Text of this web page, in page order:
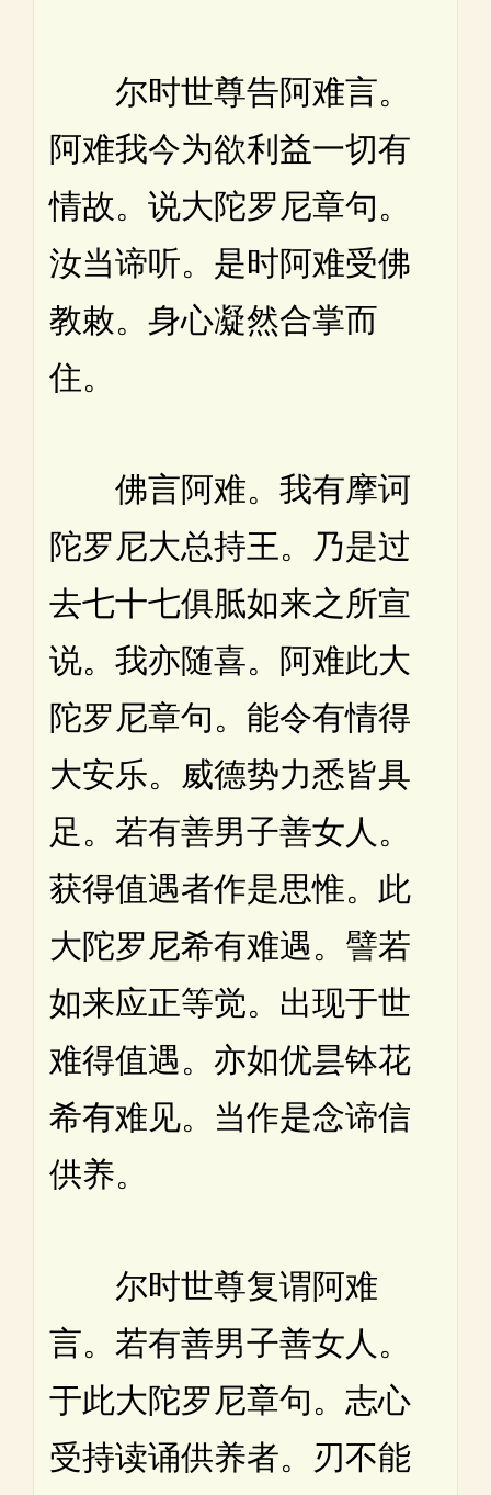
尔时世尊告阿难言。
阿难我今为欲利益一切有
情故。说大陀罗尼章句。
汝当谛听。是时阿难受佛
教敕。身心凝然合掌而
住。
佛言阿难。我有摩诃
陀罗尼大总持王。乃是过
去七十七俱胝如来之所宣
说。我亦随喜。阿难此大
陀罗尼章句。能令有情得
大安乐。威德势力悉皆具
足。若有善男子善女人。
获得值遇者作是思惟。此
大陀罗尼希有难遇。譬若
如来应正等觉。出现于世
难得值遇。亦如优昙钵花
希有难见。当作是念谛信
供养。
尔时世尊复谓阿难
言。若有善男子善女人。
于此大陀罗尼章句。志心
受持读诵供养者。刃不能